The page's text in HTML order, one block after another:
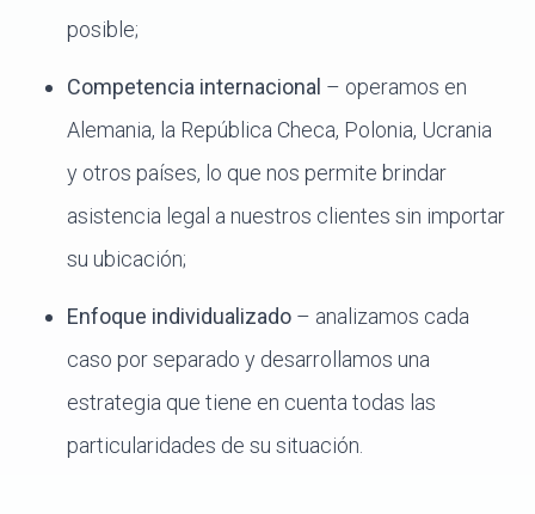
posible;
Competencia internacional – operamos en
Alemania, la República Checa, Polonia, Ucrania
y otros países, lo que nos permite brindar
asistencia legal a nuestros clientes sin importar
su ubicación;
Enfoque individualizado – analizamos cada
caso por separado y desarrollamos una
estrategia que tiene en cuenta todas las
particularidades de su situación.